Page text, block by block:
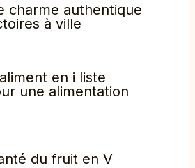
charme authentique
à ville
en i liste
une alimentation
du fruit en V